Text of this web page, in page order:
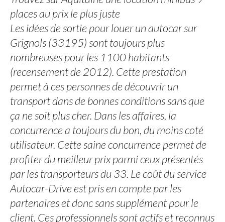
places au prix le plus juste
Les idées de sortie pour louer un autocar sur
Grignols (33195) sont toujours plus
nombreuses pour les 1100 habitants
(recensement de 2012). Cette prestation
permet à ces personnes de découvrir un
transport dans de bonnes conditions sans que
ça ne soit plus cher. Dans les affaires, la
concurrence a toujours du bon, du moins coté
utilisateur. Cette saine concurrence permet de
profiter du meilleur prix parmi ceux présentés
par les transporteurs du 33. Le coût du service
Autocar-Drive est pris en compte par les
partenaires et donc sans supplément pour le
client. Ces professionnels sont actifs et reconnus